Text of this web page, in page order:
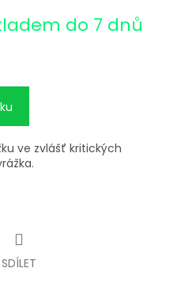
do 7 dnů
ve zvlášť kritických
SDÍLET